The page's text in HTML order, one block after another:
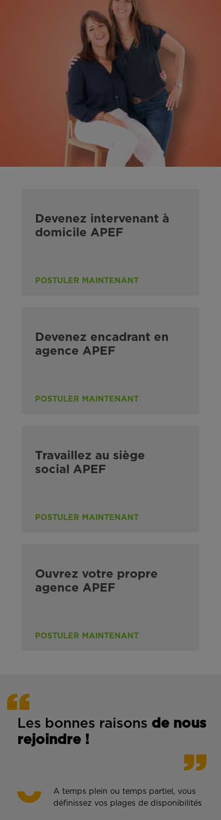
Devenez intervenant à
domicile APEF
POSTULER MAINTENANT
Devenez encadrant en
agence APEF
POSTULER MAINTENANT
Travaillez au siège
social APEF
POSTULER MAINTENANT
Ouvrez votre propre
agence APEF
POSTULER MAINTENANT
Les bonnes raisons de nous
rejoindre !
A temps plein ou temps partiel, vous
définissez vos plages de disponibilités